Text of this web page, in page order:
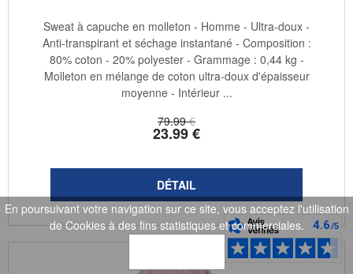
79.99 €
23.99€
Sweat à capuche en molleton - Homme - Ultra-doux -
Anti-transpirant et séchage instantané - Composition :
80% coton - 20% polyester - Grammage : 0,44 kg -
Molleton en mélange de coton ultra-doux d'épaisseur
moyenne - Intérieur ...
En poursuivant votre navigation sur ce site, vous acceptez l'utilisation
de Cookies à des fins statistiques et commerciales.